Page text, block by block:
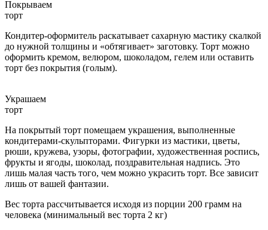
Покрываем
торт
Кондитер-оформитель раскатывает сахарную мастику скалкой
до нужной толщины и «обтягивает» заготовку. Торт можно
оформить кремом, велюром, шоколадом, гелем или оставить
торт без покрытия (голым).
Украшаем
торт
На покрытый торт помещаем украшения, выполненные
кондитерами-скульпторами. Фигурки из мастики, цветы,
рюши, кружева, узоры, фотографии, художественная роспись,
фрукты и ягоды, шоколад, поздравительная надпись. Это
лишь малая часть того, чем можно украсить торт. Все зависит
лишь от вашей фантазии.
Вес торта рассчитывается исходя из порции 200 грамм на
человека (минимальный вес торта 2 кг)